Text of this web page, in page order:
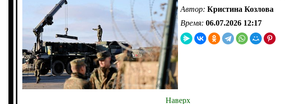
Автор: Кристина Козлова
Время: 06.07.2026 12:17
Наверх